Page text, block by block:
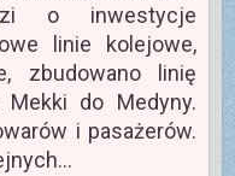
o inwestycje
linie kolejowe,
zbudowano linię
do Medyny.
i pasażerów.